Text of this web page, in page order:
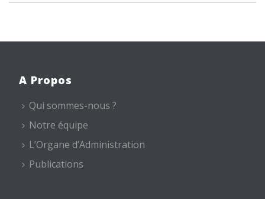
A Propos
Qui sommes-nous ?
Notre équipe
L’Organe d’Administration
Publications